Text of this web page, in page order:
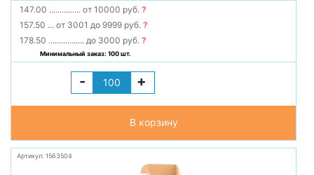
147.00 ............... от 10000 руб.?
157.50 ... от 3001 до 9999 руб.?
178.50 ................. до 3000 руб.?
Минимальный заказ: 100 шт.
- +
В корзину
Артикул: 1563504